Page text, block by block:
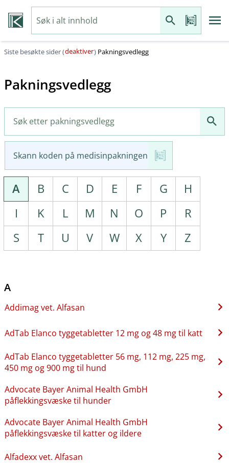
Siste besøkte sider (deaktiver) Pakningsvedlegg
Pakningsvedlegg
Skann koden på medisinpakningen
A B C D E F G
H
I
K L M N O P
R
S
T U V W X Y Z
A
Addimag vet. Alfasan
AdTab Elanco tyggetabletter 12 mg og 48 mg til katt
AdTab Elanco tyggetabletter 56 mg, 112 mg, 225 mg,
450 mg og 900 mg til hund
Advocate Bayer Animal Health GmbH
påflekkingsvæske til hunder
Advocate Bayer Animal Health GmbH
påflekkingsvæske til katter og ildere
Alfadexx vet. Alfasan